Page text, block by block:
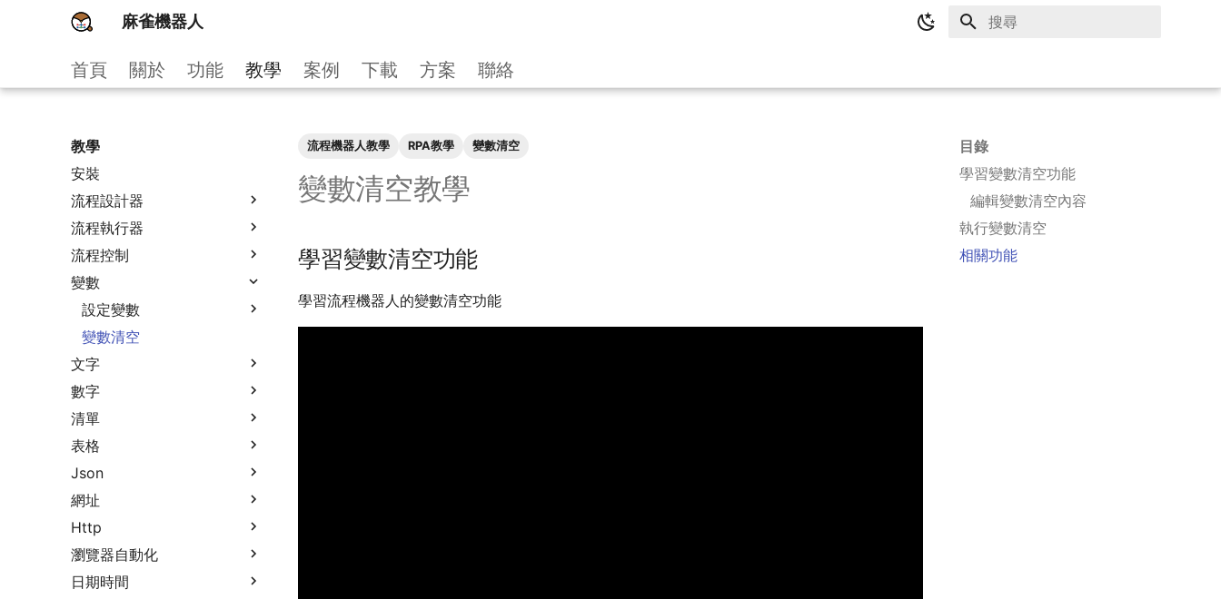
麻雀機器人
首頁 關於 功能 教學 案例 下載 方案 聯絡
教學
安裝
流程設計器
流程執行器
流程控制
變數
設定變數
變數清空
文字
數字
清單
表格
Json
網址
Http
瀏覽器自動化
日期時間
目錄
學習變數清空功能
編輯變數清空內容
執行變數清空
相關功能
流程機器人教學 RPA教學 變數清空
變數清空教學
學習變數清空功能
學習流程機器人的變數清空功能